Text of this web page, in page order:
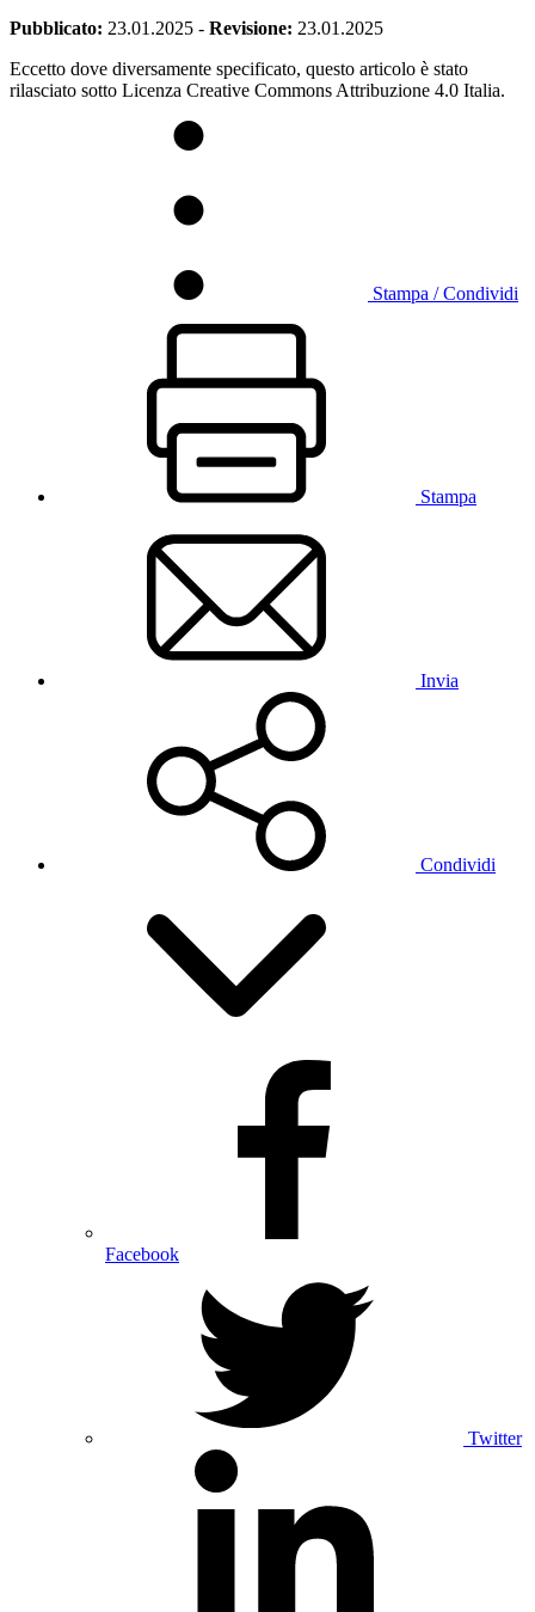
Pubblicato: 23.01.2025 - Revisione: 23.01.2025
Eccetto dove diversamente specificato, questo articolo è stato
rilasciato sotto Licenza Creative Commons Attribuzione 4.0 Italia.
Stampa / Condividi
Stampa
Invia
Condividi
Facebook
Twitter